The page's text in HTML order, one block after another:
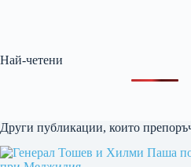
Най-четени
Други публикации, които